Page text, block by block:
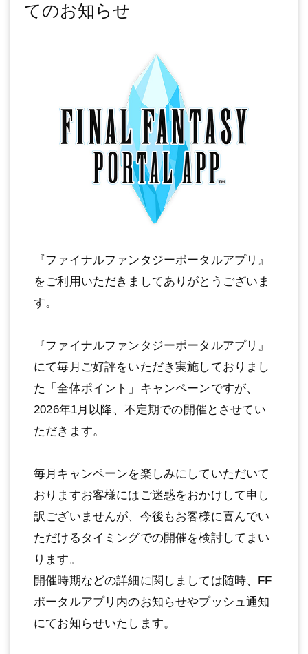
てのお知らせ
『ファイナルファンタジーポータルアプリ』
をご利用いただきましてありがとうございま
す。
『ファイナルファンタジーポータルアプリ』
にて毎月ご好評をいただき実施しておりまし
た「全体ポイント」キャンペーンですが、
2026年1月以降、不定期での開催とさせてい
ただきます。
毎月キャンペーンを楽しみにしていただいて
おりますお客様にはご迷惑をおかけして申し
訳ございませんが、今後もお客様に喜んでい
ただけるタイミングでの開催を検討してまい
ります。
開催時期などの詳細に関しましては随時、FF
ポータルアプリ内のお知らせやプッシュ通知
にてお知らせいたします。